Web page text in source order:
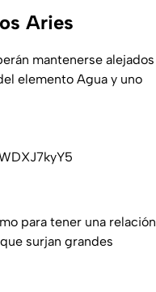
Aries
mantenerse alejados
elemento Agua y uno
para tener una relación
surjan grandes